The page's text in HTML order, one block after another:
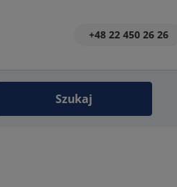
+48 22 450 26 26
Szukaj